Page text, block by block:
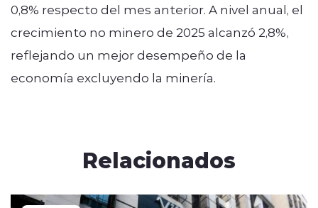
0,8% respecto del mes anterior. A nivel anual, el
crecimiento no minero de 2025 alcanzó 2,8%,
reflejando un mejor desempeño de la
economía excluyendo la minería.
Relacionados